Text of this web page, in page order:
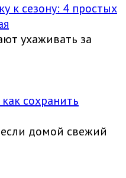
к сезону: 4 простых
ухаживать за
сохранить
домой свежий